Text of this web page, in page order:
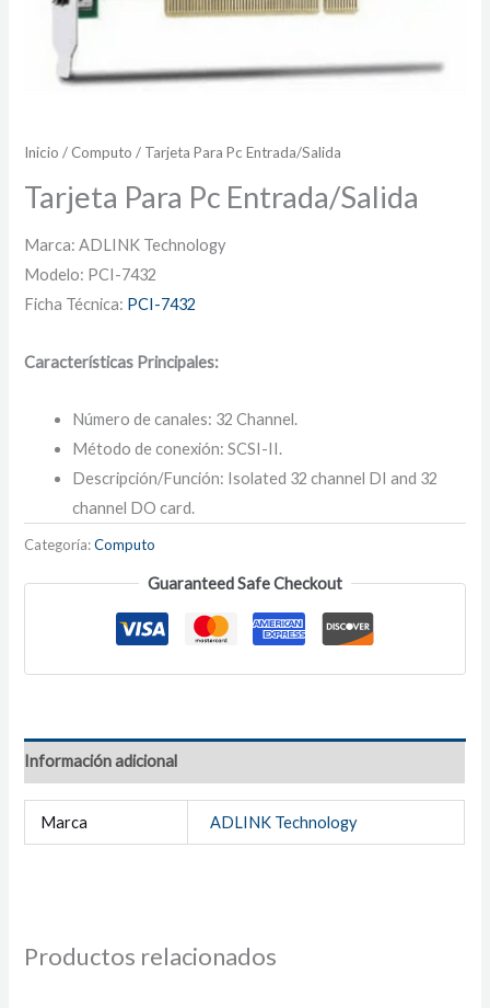
Inicio / Computo / Tarjeta Para Pc Entrada/Salida
Tarjeta Para Pc Entrada/Salida
Marca: ADLINK Technology
Modelo: PCI-7432
Ficha Técnica: PCI-7432
Características Principales:
Número de canales: 32 Channel.
Método de conexión: SCSI-II.
Descripción/Función: Isolated 32 channel DI and 32
channel DO card.
Categoría:Computo
Guaranteed Safe Checkout
Información adicional
Marca ADLINK Technology
Productos relacionados